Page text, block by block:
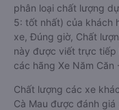
phân loại chất lượng
5: tốt nhất) của khách
xe, Đúng giờ, Chất
này được viết trực tiếp
các hãng Xe Năm Căn
Chất lượng các xe
Cà Mau được đánh